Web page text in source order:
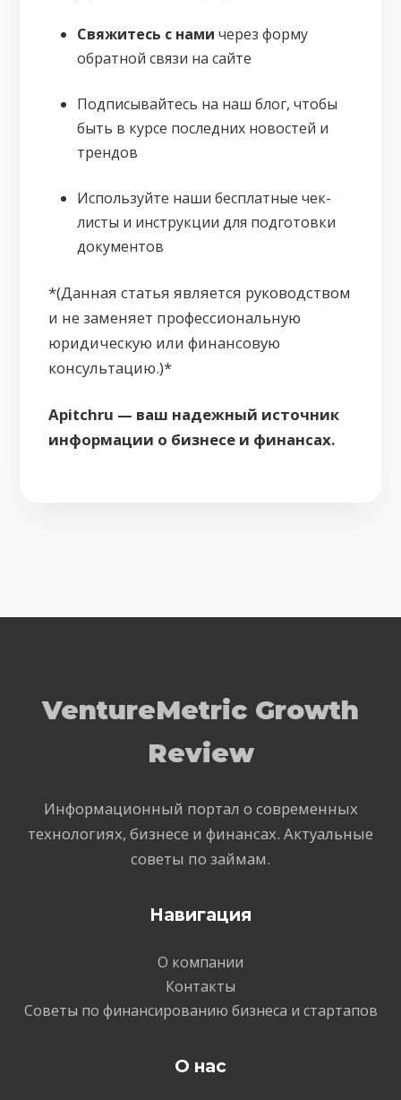
Свяжитесь с нами через форму
обратной связи на сайте
Подписывайтесь на наш блог, чтобы
быть в курсе последних новостей и
трендов
Используйте наши бесплатные чек-
листы и инструкции для подготовки
документов
*(Данная статья является руководством
и не заменяет профессиональную
юридическую или финансовую
консультацию.)*
Apitchru — ваш надежный источник
информации о бизнесе и финансах.
VentureMetric Growth
Review
Информационный портал о современных
технологиях, бизнесе и финансах. Актуальные
советы по займам.
Навигация
О компании
Контакты
Советы по финансированию бизнеса и стартапов
О нас